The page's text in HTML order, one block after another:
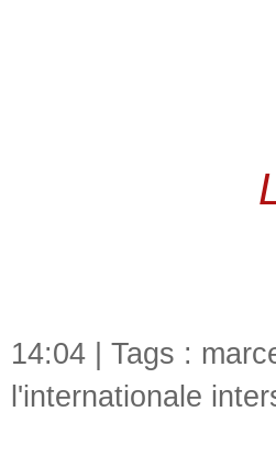
14:04 | Tags :
l'internationale